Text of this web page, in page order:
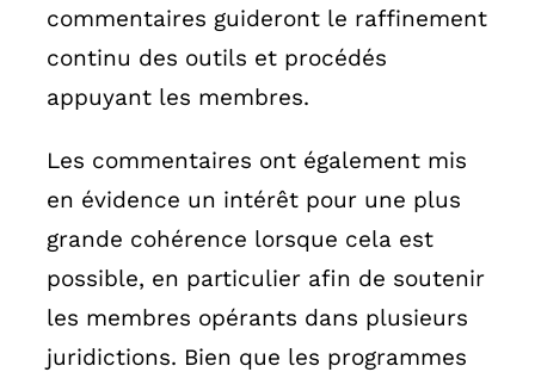
commentaires guideront le raffinement
continu des outils et procédés
appuyant les membres.
Les commentaires ont également mis
en évidence un intérêt pour une plus
grande cohérence lorsque cela est
possible, en particulier afin de soutenir
les membres opérants dans plusieurs
juridictions. Bien que les programmes